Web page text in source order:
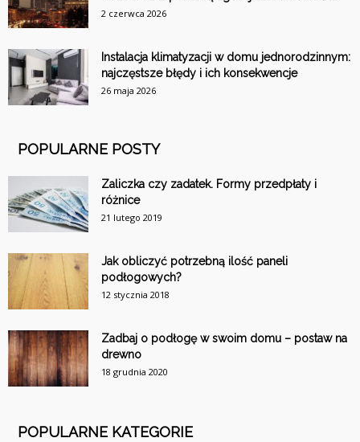
2 czerwca 2026
Instalacja klimatyzacji w domu jednorodzinnym:
najczęstsze błędy i ich konsekwencje
26 maja 2026
POPULARNE POSTY
Zaliczka czy zadatek. Formy przedpłaty i
różnice
21 lutego 2019
Jak obliczyć potrzebną ilość paneli
podłogowych?
12 stycznia 2018
Zadbaj o podłogę w swoim domu – postaw na
drewno
18 grudnia 2020
POPULARNE KATEGORIE